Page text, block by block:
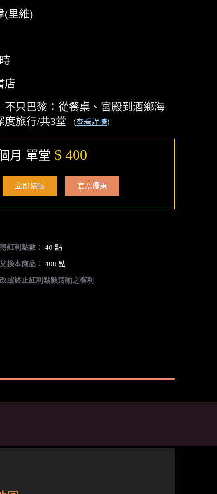
(里維)
店
不只巴黎：從餐桌、宮殿到酒鄉海
度旅行/共3堂
（查看詳情）
月 單堂 $ 400
立即結帳 套票優惠
紅利點數： 40 點
換本商品： 400 點
或終止紅利點數活動之權利